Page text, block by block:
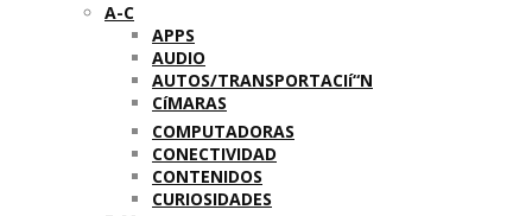
A-C
APPS
AUDIO
AUTOS/TRANSPORTACIí“N
CíMARAS
COMPUTADORAS
CONECTIVIDAD
CONTENIDOS
CURIOSIDADES